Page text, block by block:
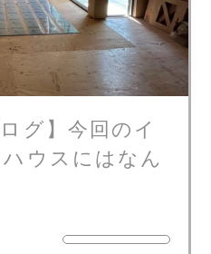
グ】今回のイ
ウスにはなん